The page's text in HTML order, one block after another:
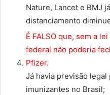
Nature, Lancet e BMJ
distanciamento
É FALSO que, sem a
federal não poderia
Pfizer.
Já havia previsão legal
imunizantes no Brasil;